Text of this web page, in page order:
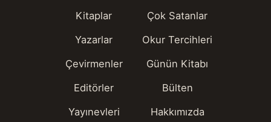
Kitaplar
Yazarlar
Çevirmenler
Editörler
Yayınevleri
Çok Satanlar
Okur Tercihleri
Günün Kitabı
Bülten
Hakkımızda